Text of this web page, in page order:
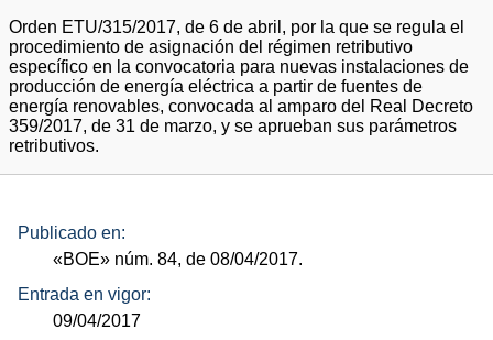
Orden ETU/315/2017, de 6 de abril, por la que se regula el
procedimiento de asignación del régimen retributivo
específico en la convocatoria para nuevas instalaciones de
producción de energía eléctrica a partir de fuentes de
energía renovables, convocada al amparo del Real Decreto
359/2017, de 31 de marzo, y se aprueban sus parámetros
retributivos.
Publicado en:
«BOE» núm. 84, de 08/04/2017.
Entrada en vigor:
09/04/2017